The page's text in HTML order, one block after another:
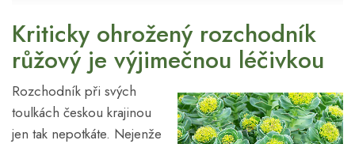
Kriticky ohrožený rozchodník
růžový je výjimečnou léčivkou
Rozchodník při svých
toulkách českou krajinou
jen tak nepotkáte. Nejenže